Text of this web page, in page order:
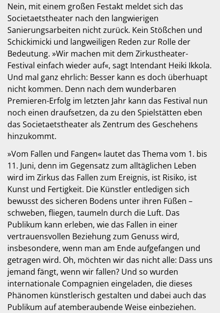
Nein, mit einem großen Festakt meldet sich das
Societaetstheater nach den langwierigen
Sanierungsarbeiten nicht zurück. Kein Stößchen und
Schickimicki und langweiligen Reden zur Rolle der
Bedeutung. »Wir machen mit dem Zirkustheater-
Festival einfach wieder auf«, sagt Intendant Heiki Ikkola.
Und mal ganz ehrlich: Besser kann es doch überhuapt
nicht kommen. Denn nach dem wunderbaren
Premieren-Erfolg im letzten Jahr kann das Festival nun
noch einen draufsetzen, da zu den Spielstätten eben
das Societaetstheater als Zentrum des Geschehens
hinzukommt.
»Vom Fallen und Fangen« lautet das Thema vom 1. bis
11. Juni, denn im Gegensatz zum alltäglichen Leben
wird im Zirkus das Fallen zum Ereignis, ist Risiko, ist
Kunst und Fertigkeit. Die Künstler entledigen sich
bewusst des sicheren Bodens unter ihren Füßen –
schweben, fliegen, taumeln durch die Luft. Das
Publikum kann erleben, wie das Fallen in einer
vertrauensvollen Beziehung zum Genuss wird,
insbesondere, wenn man am Ende aufgefangen und
getragen wird. Oh, möchten wir das nicht alle: Dass uns
jemand fängt, wenn wir fallen? Und so wurden
internationale Compagnien eingeladen, die dieses
Phänomen künstlerisch gestalten und dabei auch das
Publikum auf atemberaubende Weise einbeziehen.